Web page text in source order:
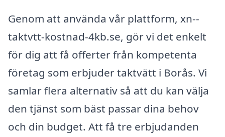
Genom att använda vår plattform, xn--
taktvtt-kostnad-4kb.se, gör vi det enkelt
för dig att få offerter från kompetenta
företag som erbjuder taktvätt i Borås. Vi
samlar flera alternativ så att du kan välja
den tjänst som bäst passar dina behov
och din budget. Att få tre erbjudanden